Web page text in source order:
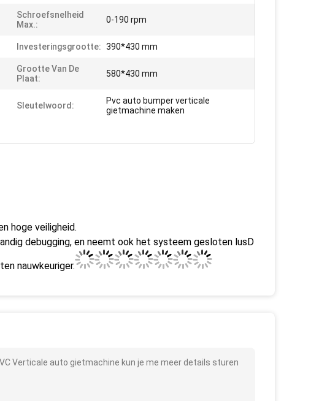
Schroefsnelheid
Max.:
0-190 rpm
Investeringsgrootte: 390*430 mm
Grootte Van De
Plaat:
580*430 mm
Sleutelwoord:
Pvc auto bumper verticale
gietmachine maken
hoge veiligheid.
debugging, en neemt ook het systeem gesloten lusD
nauwkeuriger.
Verticale auto gietmachine kun je me meer details sturen